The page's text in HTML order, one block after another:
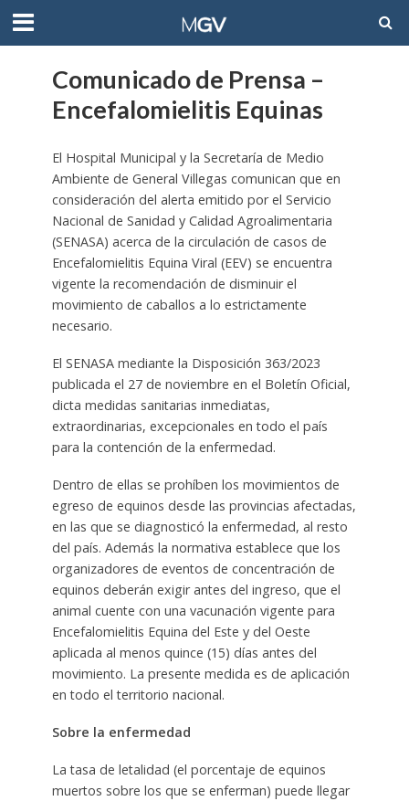
Comunicado de Prensa –
Encefalomielitis Equinas
El Hospital Municipal y la Secretaría de Medio
Ambiente de General Villegas comunican que en
consideración del alerta emitido por el Servicio
Nacional de Sanidad y Calidad Agroalimentaria
(SENASA) acerca de la circulación de casos de
Encefalomielitis Equina Viral (EEV) se encuentra
vigente la recomendación de disminuir el
movimiento de caballos a lo estrictamente
necesario.
El SENASA mediante la Disposición 363/2023
publicada el 27 de noviembre en el Boletín Oficial,
dicta medidas sanitarias inmediatas,
extraordinarias, excepcionales en todo el país
para la contención de la enfermedad.
Dentro de ellas se prohíben los movimientos de
egreso de equinos desde las provincias afectadas,
en las que se diagnosticó la enfermedad, al resto
del país. Además la normativa establece que los
organizadores de eventos de concentración de
equinos deberán exigir antes del ingreso, que el
animal cuente con una vacunación vigente para
Encefalomielitis Equina del Este y del Oeste
aplicada al menos quince (15) días antes del
movimiento. La presente medida es de aplicación
en todo el territorio nacional.
Sobre la enfermedad
La tasa de letalidad (el porcentaje de equinos
muertos sobre los que se enferman) puede llegar